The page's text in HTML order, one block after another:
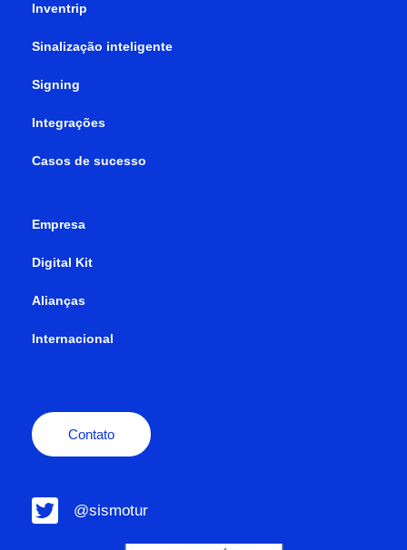
Inventrip
Sinalização inteligente
Signing
Integrações
Casos de sucesso
Empresa
Digital Kit
Alianças
Internacional
Contato
@sismotur